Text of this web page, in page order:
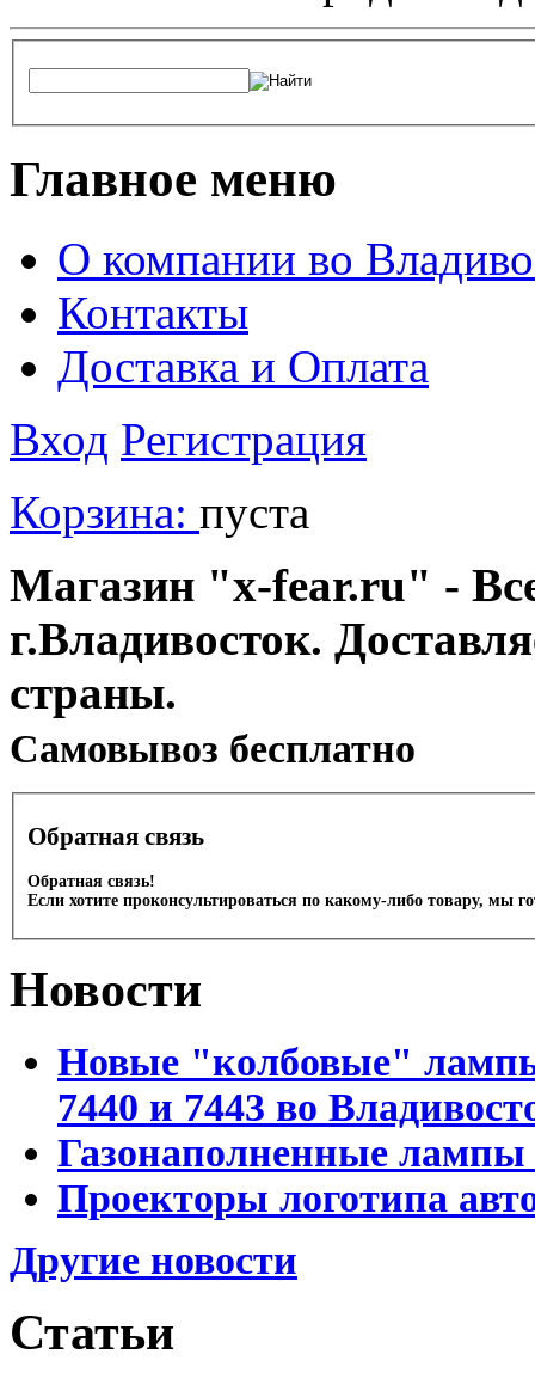
Главное меню
О компании во
Контакты
Доставка и Оплата
Вход Регистрация
Корзина: пуста
Магазин "x-fear.ru" -
г.Владивосток.
страны.
Cамовывоз бесплатно
Обратная связь
Обратная связь!
Если хотите проконсультироваться по какому-либо товару, мы
Новости
Новые "колбовые"
7440 и 7443 во
Газонаполненные лампы
Проекторы логотипа
Другие новости
Статьи